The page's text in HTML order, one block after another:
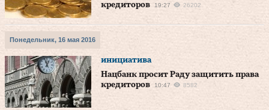
кредиторов
19:27 26202
Понедельник, 16 мая 2016
инициатива
Нацбанк просит Раду защитить права
кредиторов
10:47 8582